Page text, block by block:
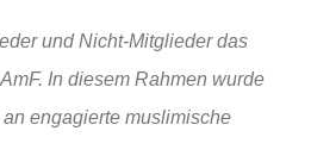
und Nicht-Mitglieder das
In diesem Rahmen wurde
engagierte muslimische